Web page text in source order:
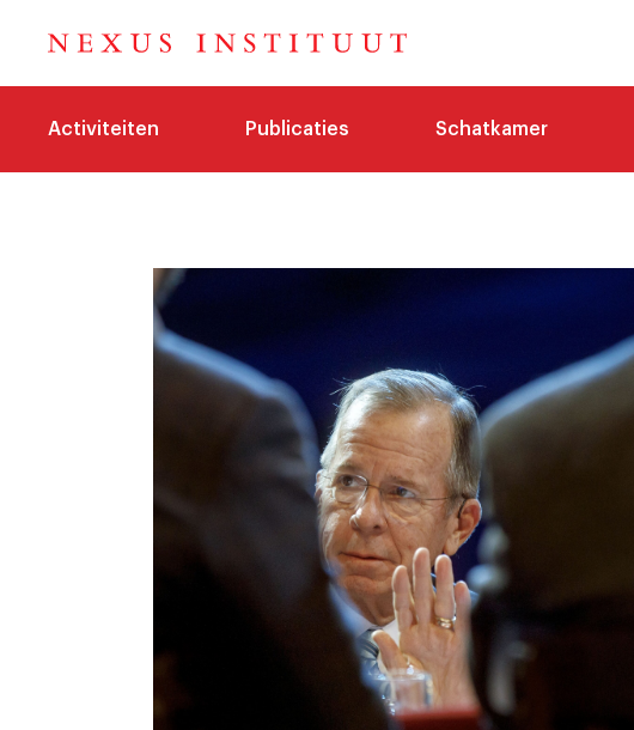
Activiteiten Publicaties Schatkamer